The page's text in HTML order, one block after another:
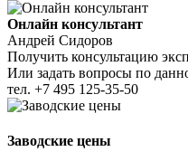
Онлайн консультант
Андрей Сидоров
Получить консультацию
Или задать вопросы по
тел. +7 495 125-35-50
Заводские цены